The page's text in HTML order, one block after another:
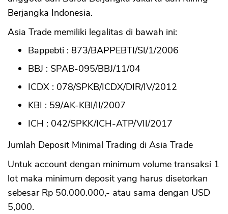
Berjangka Indonesia.
Asia Trade memiliki legalitas di bawah ini:
Bappebti : 873/BAPPEBTI/SI/1/2006
BBJ : SPAB-095/BBJ/11/04
ICDX : 078/SPKB/ICDX/DIR/IV/2012
KBI : 59/AK-KBI/II/2007
ICH : 042/SPKK/ICH-ATP/VII/2017
Jumlah Deposit Minimal Trading di Asia Trade
Untuk account dengan minimum volume transaksi 1
lot maka minimum deposit yang harus disetorkan
sebesar Rp 50.000.000,- atau sama dengan USD
5,000.